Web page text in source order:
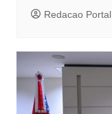
Redacao